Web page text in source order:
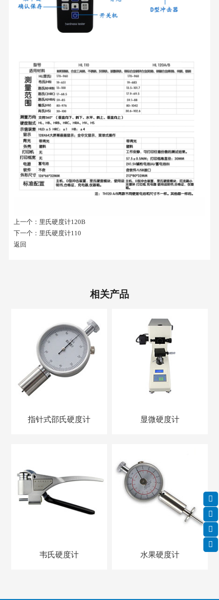
上一个： 里氏硬度计120B
下一个： 里氏硬度计110
返回
相关产品
指针式邵氏硬度计 显微硬度计
韦氏硬度计 水果硬度计